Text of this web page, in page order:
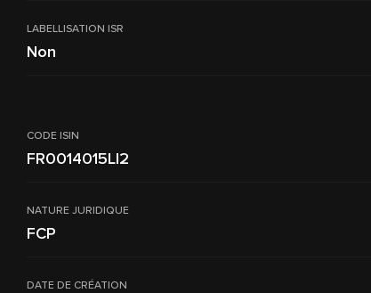
LABELLISATION ISR
Non
CODE ISIN
FR0014015LI2
NATURE JURIDIQUE
FCP
DATE DE CRÉATION